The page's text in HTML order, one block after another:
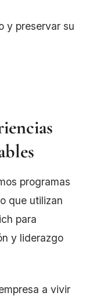
y preservar su
programas
que utilizan
para
y liderazgo
a vivir